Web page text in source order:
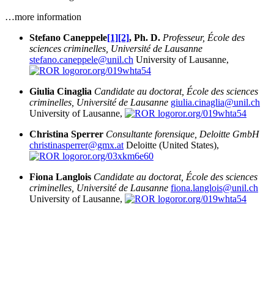
…more information
Stefano Caneppele[1][2], Ph. D. Professeur, École des
sciences criminelles, Université de Lausanne
stefano.caneppele@unil.ch University of Lausanne,
ror.org/019whta54
Giulia Cinaglia Candidate au doctorat, École des sciences
criminelles, Université de Lausanne giulia.cinaglia@unil.ch
University of Lausanne,
ror.org/019whta54
Christina Sperrer Consultante forensique, Deloitte GmbH
christinasperrer@gmx.at Deloitte (United States),
ror.org/03xkm6e60
Fiona Langlois Candidate au doctorat, École des sciences
criminelles, Université de Lausanne fiona.langlois@unil.ch
University of Lausanne,
ror.org/019whta54